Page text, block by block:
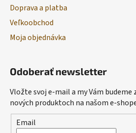
Doprava a platba
Veľkoobchod
Moja objednávka
Odoberať newsletter
Vložte svoj e-mail a my Vám
nových produktoch na našom e-
Email